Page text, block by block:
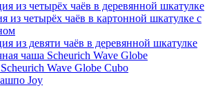
из четырёх чаёв в деревянной шкатулке
из четырёх чаёв в картонной шкатулке с
из девяти чаёв в деревянной шкатулке
чаша Scheurich Wave Globe
Wave Globe Cubo
Joy